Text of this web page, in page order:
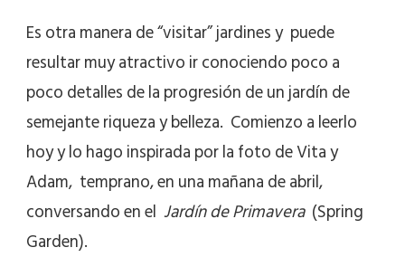
Es otra manera de “visitar” jardines y puede
resultar muy atractivo ir conociendo poco a
poco detalles de la progresión de un jardín de
semejante riqueza y belleza. Comienzo a leerlo
hoy y lo hago inspirada por la foto de Vita y
Adam, temprano, en una mañana de abril,
conversando en el Jardín de Primavera(Spring
Garden).